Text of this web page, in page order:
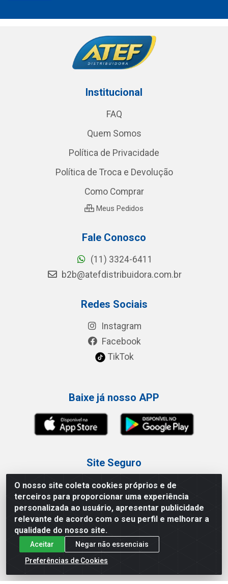
O nosso site coleta cookies próprios e de
terceiros para proporcionar uma experiência
personalizada ao usuário, apresentar publicidade
relevante de acordo com o seu perfil e melhorar a
qualidade do nosso site.
Aceitar
Negar não essenciais
Preferências de Cookies
Institucional
FAQ
Quem Somos
Política de Privacidade
Política de Troca e Devolução
Como Comprar
Meus Pedidos
Fale Conosco
(11) 3324-6411
b2b@atefdistribuidora.com.br
Redes Sociais
Instagram
Facebook
TikTok
Baixe já nosso APP
Site Seguro
Loja / Showroom
Tel.: (11) 3227-0546
Av Vautier, 587/597 - Pari - São Paulo/SP